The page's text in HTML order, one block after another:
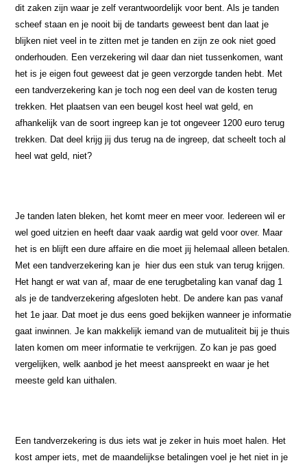
dit zaken zijn waar je zelf verantwoordelijk voor bent. Als je tanden
scheef staan en je nooit bij de tandarts geweest bent dan laat je
blijken niet veel in te zitten met je tanden en zijn ze ook niet goed
onderhouden. Een verzekering wil daar dan niet tussenkomen, want
het is je eigen fout geweest dat je geen verzorgde tanden hebt. Met
een tandverzekering kan je toch nog een deel van de kosten terug
trekken. Het plaatsen van een beugel kost heel wat geld, en
afhankelijk van de soort ingreep kan je tot ongeveer 1200 euro terug
trekken. Dat deel krijg jij dus terug na de ingreep, dat scheelt toch al
heel wat geld, niet?
Je tanden laten bleken, het komt meer en meer voor. Iedereen wil er
wel goed uitzien en heeft daar vaak aardig wat geld voor over. Maar
het is en blijft een dure affaire en die moet jij helemaal alleen betalen.
Met een tandverzekering kan je hier dus een stuk van terug krijgen.
Het hangt er wat van af, maar de ene terugbetaling kan vanaf dag 1
als je de tandverzekering afgesloten hebt. De andere kan pas vanaf
het 1e jaar. Dat moet je dus eens goed bekijken wanneer je informatie
gaat inwinnen. Je kan makkelijk iemand van de mutualiteit bij je thuis
laten komen om meer informatie te verkrijgen. Zo kan je pas goed
vergelijken, welk aanbod je het meest aanspreekt en waar je het
meeste geld kan uithalen.
Een tandverzekering is dus iets wat je zeker in huis moet halen. Het
kost amper iets, met de maandelijkse betalingen voel je het niet in je